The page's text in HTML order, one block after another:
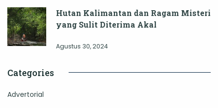
Hutan Kalimantan dan Ragam Misteri
yang Sulit Diterima Akal
Agustus 30, 2024
Categories
Advertorial